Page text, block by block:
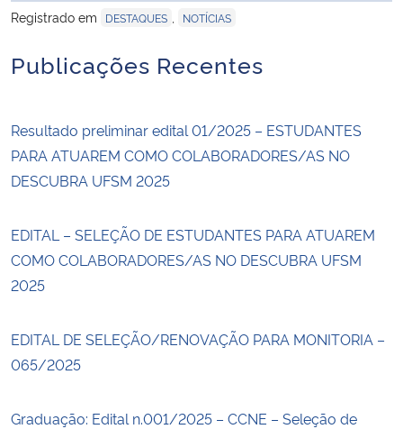
Gabinete de Segurança Institucional
Advocacia-Geral da União
Planalto
Registrado em
DESTAQUES NOTÍCIAS
Publicações Recentes
Resultado preliminar edital 01/2025 – ESTUDANTES
PARA ATUAREM COMO COLABORADORES/AS NO
DESCUBRA UFSM 2025
EDITAL – SELEÇÃO DE ESTUDANTES PARA ATUAREM
COMO COLABORADORES/AS NO DESCUBRA UFSM
2025
EDITAL DE SELEÇÃO/RENOVAÇÃO PARA MONITORIA –
065/2025
Graduação: Edital n.001/2025 – CCNE – Seleção de